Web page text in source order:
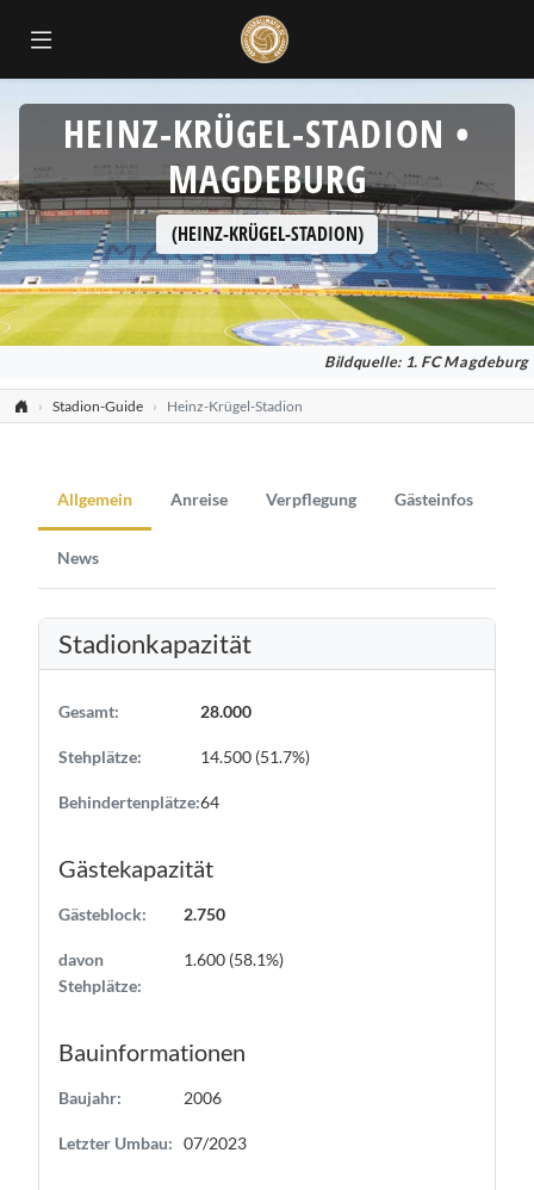
HEINZ-KRÜGEL-STADION •
MAGDEBURG
(HEINZ-KRÜGEL-STADION)
Bildquelle: 1. FC Magdeburg
Stadion-Guide Heinz-Krügel-Stadion
Allgemein Anreise Verpflegung Gästeinfos
News
Stadionkapazität
Gesamt: 28.000
Stehplätze: 14.500 (51.7%)
Behindertenplätze:64
Gästekapazität
Gästeblock: 2.750
davon
Stehplätze:
1.600 (58.1%)
Bauinformationen
Baujahr: 2006
Letzter Umbau: 07/2023